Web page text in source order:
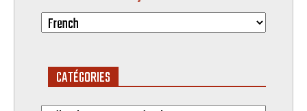
CATÉGORIES
Catégories